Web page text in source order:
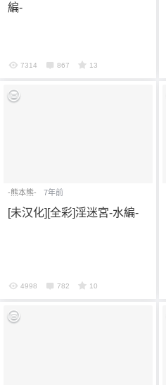
編-
7314 867 13
-熊本熊- 7年前
[未汉化][全彩]淫迷宮-水編-
4998 782 10